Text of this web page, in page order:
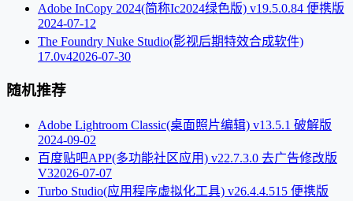
Adobe InCopy 2024(简称Ic2024绿色版) v19.5.0.84 便携版
2024-07-12
The Foundry Nuke Studio(影视后期特效合成软件)
17.0v42026-07-30
随机推荐
Adobe Lightroom Classic(桌面照片编辑) v13.5.1 破解版
2024-09-02
百度贴吧APP(多功能社区应用) v22.7.3.0 去广告修改版
V32026-07-07
Turbo Studio(应用程序虚拟化工具) v26.4.4.515 便携版